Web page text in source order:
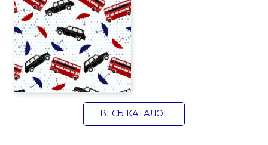
ВЕСЬ КАТАЛОГ